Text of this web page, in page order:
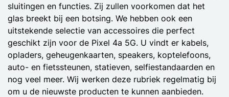
sluitingen en functies. Zij zullen voorkomen dat het
glas breekt bij een botsing. We hebben ook een
uitstekende selectie van accessoires die perfect
geschikt zijn voor de Pixel 4a 5G. U vindt er kabels,
opladers, geheugenkaarten, speakers, koptelefoons,
auto- en fietssteunen, statieven, selfiestandaarden en
nog veel meer. Wij werken deze rubriek regelmatig bij
om u de nieuwste producten te kunnen aanbieden.